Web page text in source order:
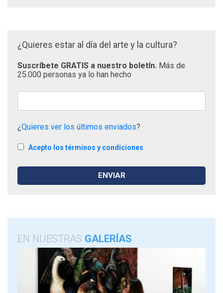
¿Quieres estar al día del arte y la cultura?
Suscríbete GRATIS a nuestro boletín. Más de
25.000 personas ya lo han hecho
¿Quieres ver los últimos enviados?
Acepto los términos y condiciones
EN NUESTRAS GALERÍAS